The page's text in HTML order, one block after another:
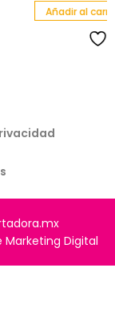
Añadir al
Marketing Digital